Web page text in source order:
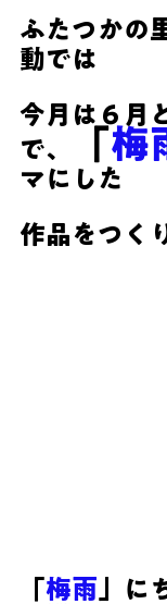
ふたつかの
動では
今月は６月
で、
「梅
マにした
作品をつく
「梅雨 」に